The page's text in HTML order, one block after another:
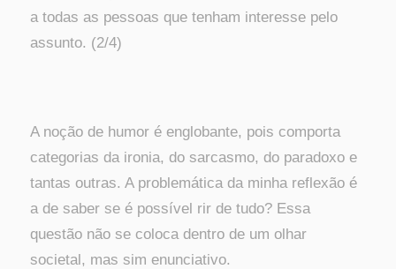
a todas as pessoas que tenham interesse pelo
assunto. (2/4)
A noção de humor é englobante, pois comporta
categorias da ironia, do sarcasmo, do paradoxo e
tantas outras. A problemática da minha reflexão é
a de saber se é possível rir de tudo? Essa
questão não se coloca dentro de um olhar
societal, mas sim enunciativo.